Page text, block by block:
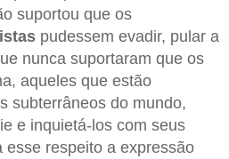
suportou que os
pudessem evadir, pular a
nunca suportaram que os
aqueles que estão
subterrâneos do mundo,
e inquietá-los com seus
esse respeito a expressão